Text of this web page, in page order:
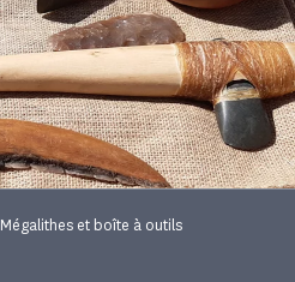
Mégalithes et boîte à outils